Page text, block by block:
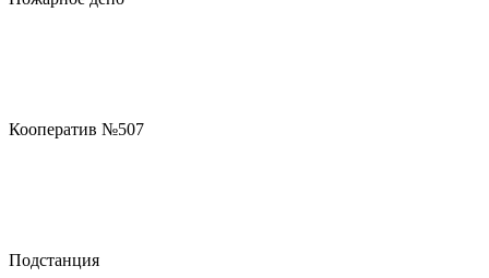
Кооператив №507
Подстанция